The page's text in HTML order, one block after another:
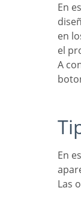
En esta opción podemos configurar el
en
el
A continuación puede ver la lista de
En esta opción puede definir cómo
Las